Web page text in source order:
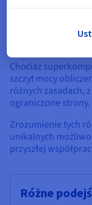
Chociaż
szczyt mocy
różnych zasadach,
ograniczone strony.
Zrozumienie tych
unikalnych
przyszłej
Różne